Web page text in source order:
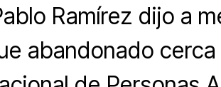
Ramírez dijo a
abandonado